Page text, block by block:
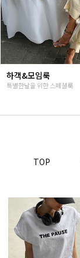
Summer vibes
난닝구의 뉴시즌 감성룩
TOP